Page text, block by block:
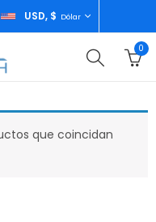
USD, $ Dólar
0
que coincidan